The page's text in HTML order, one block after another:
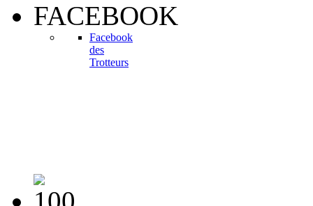
FACEBOOK
Facebook
des
Trotteurs